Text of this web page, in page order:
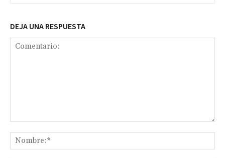
DEJA UNA RESPUESTA